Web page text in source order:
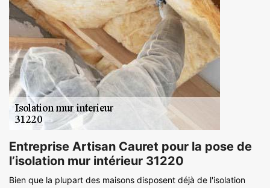
Entreprise Artisan Cauret pour la pose de
l’isolation mur intérieur 31220
Bien que la plupart des maisons disposent déjà de l'isolation